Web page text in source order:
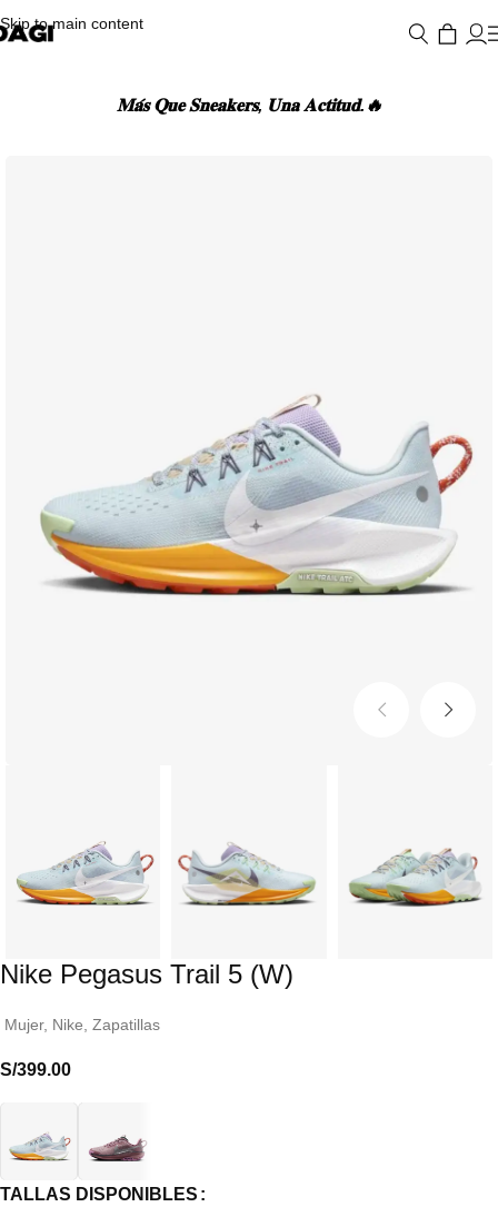
Skip to main content
𝐌𝐚́𝐬 𝐐𝐮𝐞 𝐒𝐧𝐞𝐚𝐤𝐞𝐫𝐬, 𝐔𝐧𝐚 𝐀𝐜𝐭𝐢𝐭𝐮𝐝.🔥
Nike Pegasus Trail 5 (W)
Mujer, Nike Zapatillas
S/399.00
TALLAS DISPONIBLES